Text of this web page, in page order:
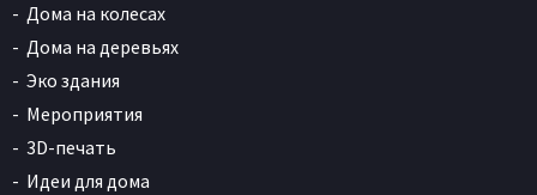
Дома на колесах
Дома на деревьях
Эко здания
Мероприятия
3D-печать
Идеи для дома